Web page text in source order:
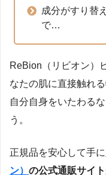
成分がすり替
で…
ReBion（リビオン）
なたの肌に直接触れ
自分自身をいたわる
う。
正規品を安心して手に
ン） の公式通販サイト